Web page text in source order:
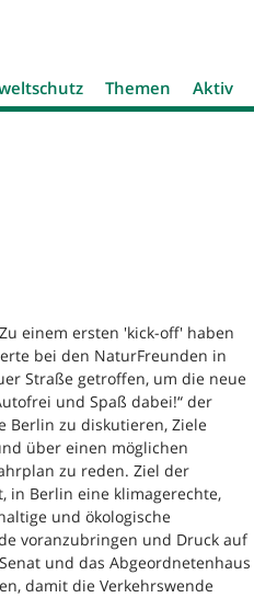
Themen Aktiv
einem ersten 'kick-off' haben
bei den NaturFreunden in
Straße getroffen, um die neue
und Spaß dabei!“ der
Berlin zu diskutieren, Ziele
über einen möglichen
zu reden. Ziel der
in Berlin eine klimagerechte,
und ökologische
voranzubringen und Druck auf
und das Abgeordnetenhaus
damit die Verkehrswende